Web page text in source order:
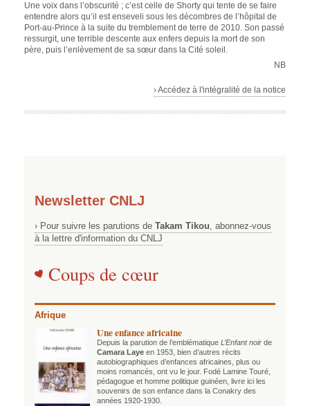
Une voix dans l’obscurité ; c’est celle de Shorty qui tente de se faire
entendre alors qu’il est enseveli sous les décombres de l’hôpital de
Port-au-Prince à la suite du tremblement de terre de 2010. Son passé
ressurgit, une terrible descente aux enfers depuis la mort de son
père, puis l’enlèvement de sa sœur dans la Cité soleil.
NB
› Accédez à l'intégralité de la notice
Newsletter CNLJ
› Pour suivre les parutions de Takam Tikou, abonnez-vous
à la lettre d'information du CNLJ
Coups de cœur
Afrique
Une enfance africaine
Depuis la parution de l’emblématique L’Enfant noir de
Camara Laye en 1953, bien d’autres récits
autobiographiques d’enfances africaines, plus ou
moins romancés, ont vu le jour. Fodé Lamine Touré,
pédagogue et homme politique guinéen, livre ici les
souvenirs de son enfance dans la Conakry des
années 1920-1930.